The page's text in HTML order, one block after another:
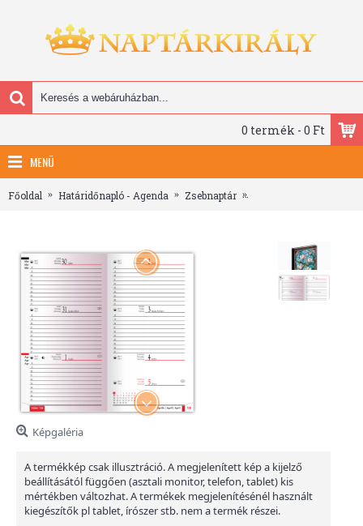
0 termék - 0 Ft
MENÜ
Főoldal Határidőnapló - Agenda Zsebnaptár
Képgaléria
A termékkép csak illusztráció. A megjelenített kép a kijelző
beállításától függően (asztali monitor, telefon, tablet) kis
mértékben változhat. A termékek megjelenítésénél használt
kiegészítők pl tablet, írószer stb. nem a termék részei.